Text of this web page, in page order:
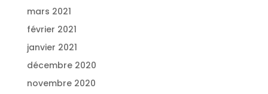
mars 2021
février 2021
janvier 2021
décembre 2020
novembre 2020